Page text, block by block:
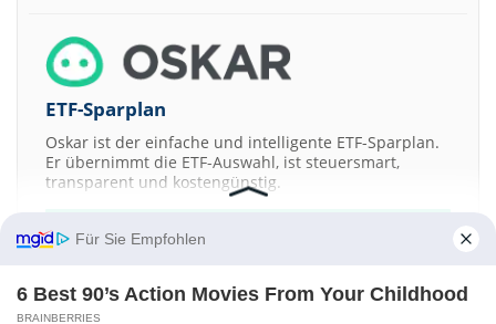
ETF-Sparplan
Oskar ist der einfache und intelligente ETF-Sparplan.
Er übernimmt die ETF-Auswahl, ist steuersmart,
transparent und kostengünstig.
Für Sie Empfohlen
6 Best 90’s Action Movies From Your Childhood
BRAINBERRIES